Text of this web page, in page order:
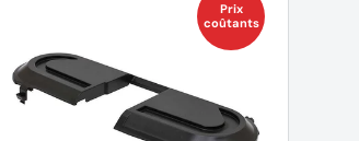
Prix
coûtants